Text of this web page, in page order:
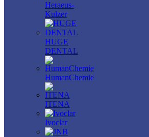
Heraeus-
Kulzer
HUGE
DENTAL
HumanChemie
ITENA
Ivoclar